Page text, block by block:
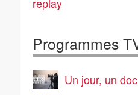
Programmes
Un jour, un doc